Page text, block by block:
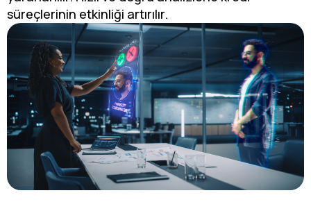
süreçlerinin etkinliği artırılır.